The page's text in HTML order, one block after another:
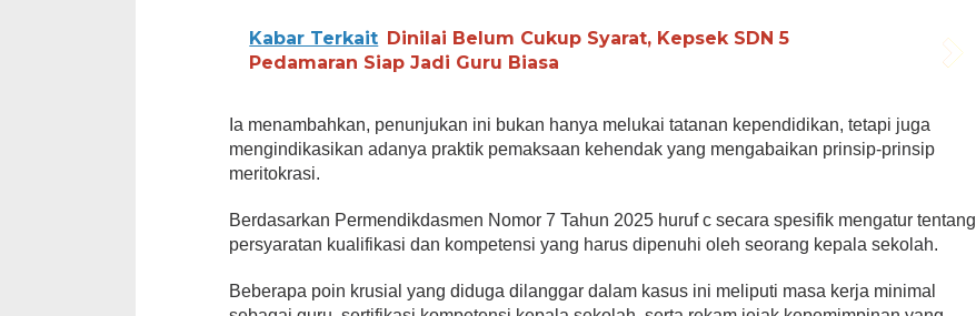
Kabar Terkait Dinilai Belum Cukup Syarat, Kepsek SDN 5
Pedamaran Siap Jadi Guru Biasa
Ia menambahkan, penunjukan ini bukan hanya melukai tatanan kependidikan, tetapi juga
mengindikasikan adanya praktik pemaksaan kehendak yang mengabaikan prinsip-prinsip
meritokrasi.
Berdasarkan Permendikdasmen Nomor 7 Tahun 2025 huruf c secara spesifik mengatur tentang
persyaratan kualifikasi dan kompetensi yang harus dipenuhi oleh seorang kepala sekolah.
Beberapa poin krusial yang diduga dilanggar dalam kasus ini meliputi masa kerja minimal